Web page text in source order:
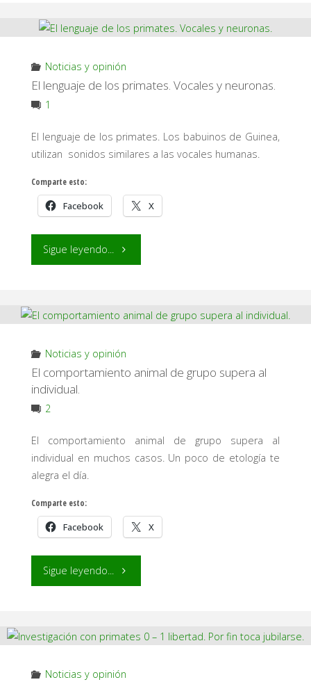
chimpancés"
Noticias y opinión
El lenguaje de los primates. Vocales y neuronas.
1
El lenguaje de los primates. Los babuinos de Guinea,
utilizan sonidos similares a las vocales humanas.
Comparte esto:
Facebook X
Sigue leyendo... "El
primates.
neuronas."
Noticias y opinión
El comportamiento animal de grupo supera al
individual.
2
El comportamiento animal de grupo supera al
individual en muchos casos. Un poco de etología te
alegra el día.
Comparte esto:
Facebook X
Sigue leyendo... "El
Noticias y opinión